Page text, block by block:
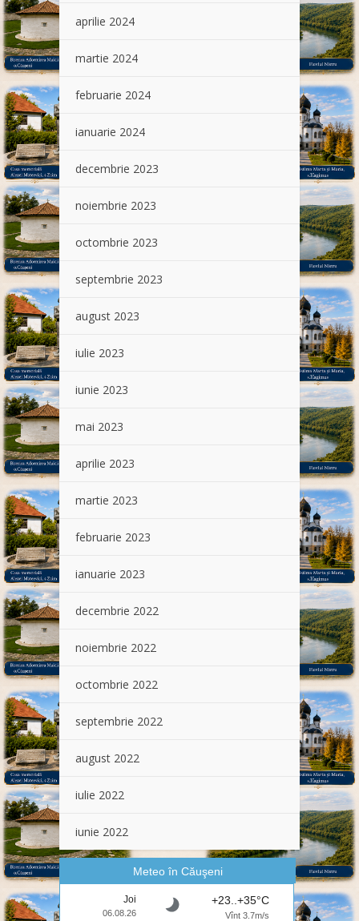
aprilie 2024
martie 2024
februarie 2024
ianuarie 2024
decembrie 2023
noiembrie 2023
octombrie 2023
septembrie 2023
august 2023
iulie 2023
iunie 2023
mai 2023
aprilie 2023
martie 2023
februarie 2023
ianuarie 2023
decembrie 2022
noiembrie 2022
octombrie 2022
septembrie 2022
august 2022
iulie 2022
iunie 2022
Meteo în Căuşeni
Joi
06.08.26
+23..+35°C
Vînt 3.7m/s